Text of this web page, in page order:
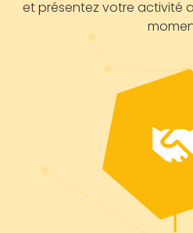
et présentez votre activité